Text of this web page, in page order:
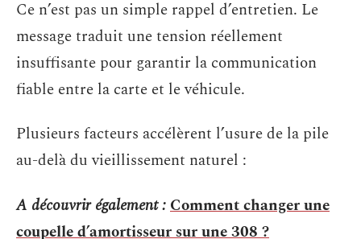
Ce n’est pas un simple rappel d’entretien. Le
message traduit une tension réellement
insuffisante pour garantir la communication
fiable entre la carte et le véhicule.
Plusieurs facteurs accélèrent l’usure de la pile
au-delà du vieillissement naturel :
A découvrir également :Comment changer une
coupelle d’amortisseur sur une 308 ?